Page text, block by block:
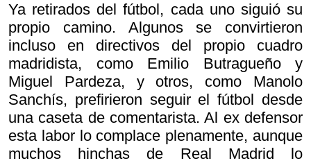
Ya retirados del fútbol, cada uno siguió su
propio camino. Algunos se convirtieron
incluso en directivos del propio cuadro
madridista, como Emilio Butragueño y
Miguel Pardeza, y otros, como Manolo
Sanchís, prefirieron seguir el fútbol desde
una caseta de comentarista. Al ex defensor
esta labor lo complace plenamente, aunque
muchos hinchas de Real Madrid lo